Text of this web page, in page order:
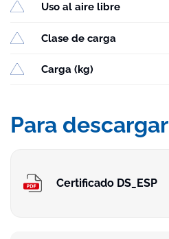
Uso al aire libre
Clase de carga
Carga (kg)
Para descargar
Certificado DS_ESP